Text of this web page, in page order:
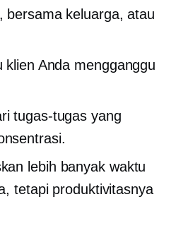
bersama keluarga, atau
klien Anda mengganggu
tugas-tugas yang
lebih banyak waktu
tetapi produktivitasnya